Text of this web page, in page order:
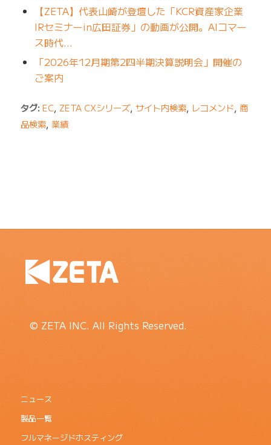
【ZETA】代表山崎が登壇した「KCR資産家企業
IRセミナーin広田証券」の動画が公開。AIコマー
ス時代…
「2026年12月期第2四半期決算説明会」開催の
ご案内
タグ: EC, ZETA CXシリーズ, サイト内検索, レコメンド, 商
品検索, 業績
© ZETA INC. All Rights Reserved.
ニュース
製品一覧
フルマネージドホスティング